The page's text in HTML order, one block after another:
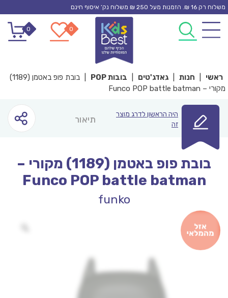
Skip
content
משלוח רק 16 ₪. הזמנות מעל 250 ₪ משלוח נק’ איסוף חינם
0
0
ראשי חנות גאדג'טים בובות POP
בובת פופ באטמן (1189)
מקורי – Funco POP battle batman
היה הראשון לדרג מוצר
זה
תיאור
בובת פופ באטמן (1189) מקורי –
Funco POP battle batman
funko